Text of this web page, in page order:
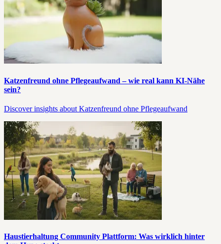
Katzenfreund ohne Pflegeaufwand – wie real kann KI-Nähe
sein?
Discover insights about Katzenfreund ohne Pflegeaufwand
Haustierhaltung Community Plattform: Was wirklich hinter